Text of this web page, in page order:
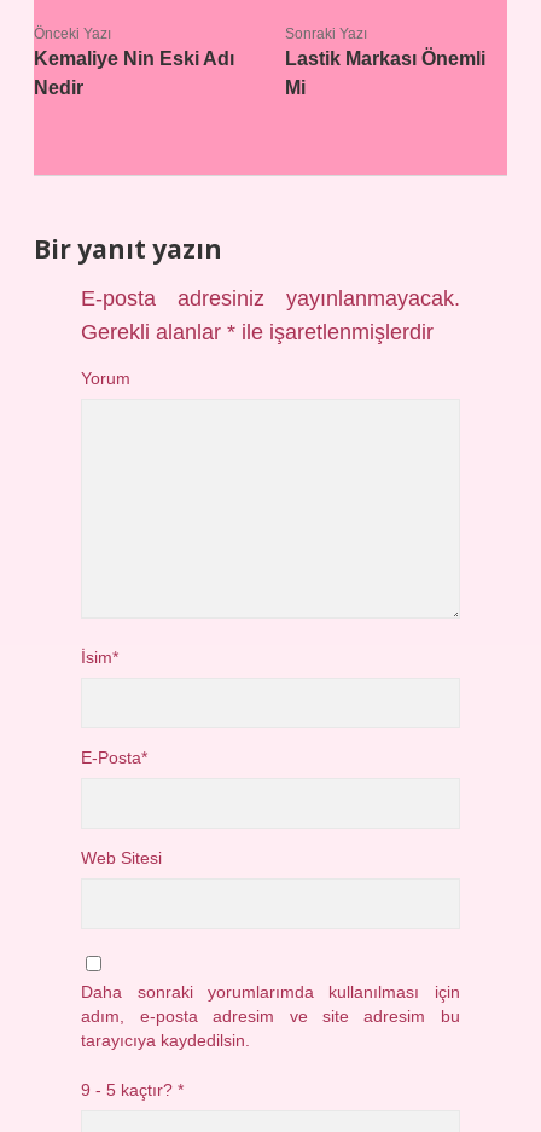
Önceki Yazı
Kemaliye Nin Eski Adı
Nedir
Sonraki Yazı
Lastik Markası Önemli
Mi
Bir yanıt yazın
E-posta adresiniz yayınlanmayacak.
Gerekli alanlar* ile işaretlenmişlerdir
Yorum
İsim*
E-Posta*
Web Sitesi
Daha sonraki yorumlarımda kullanılması için
adım, e-posta adresim ve site adresim bu
tarayıcıya kaydedilsin.
9 - 5 kaçtır?*